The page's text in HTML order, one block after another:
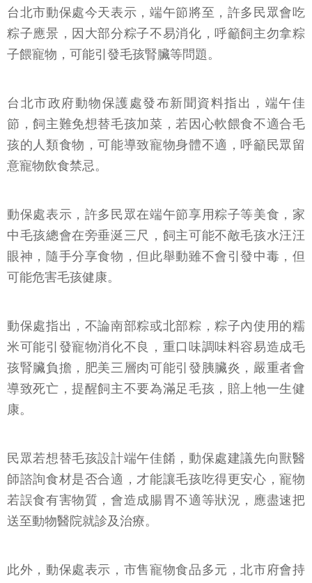
台北市動保處今天表示，端午節將至，許多民眾會吃
粽子應景，因大部分粽子不易消化，呼籲飼主勿拿粽
子餵寵物，可能引發毛孩腎臟等問題。
台北市政府動物保護處發布新聞資料指出，端午佳
節，飼主難免想替毛孩加菜，若因心軟餵食不適合毛
孩的人類食物，可能導致寵物身體不適，呼籲民眾留
意寵物飲食禁忌。
動保處表示，許多民眾在端午節享用粽子等美食，家
中毛孩總會在旁垂涎三尺，飼主可能不敵毛孩水汪汪
眼神，隨手分享食物，但此舉動雖不會引發中毒，但
可能危害毛孩健康。
動保處指出，不論南部粽或北部粽，粽子內使用的糯
米可能引發寵物消化不良，重口味調味料容易造成毛
孩腎臟負擔，肥美三層肉可能引發胰臟炎，嚴重者會
導致死亡，提醒飼主不要為滿足毛孩，賠上牠一生健
康。
民眾若想替毛孩設計端午佳餚，動保處建議先向獸醫
師諮詢食材是否合適，才能讓毛孩吃得更安心，寵物
若誤食有害物質，會造成腸胃不適等狀況，應盡速把
送至動物醫院就診及治療。
此外，動保處表示，市售寵物食品多元，北市府會持